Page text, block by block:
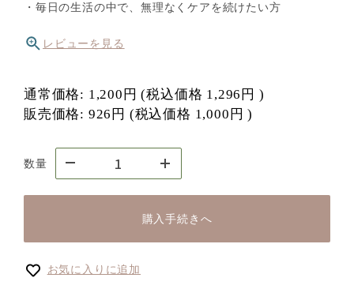
・毎日の生活の中で、無理なくケアを続けたい方
レビューを見る
通常価格: 1,200円 (税込価格 1,296円 )
販売価格: 926円 (税込価格 1,000円 )
数量
購入手続きへ
お気に入りに追加